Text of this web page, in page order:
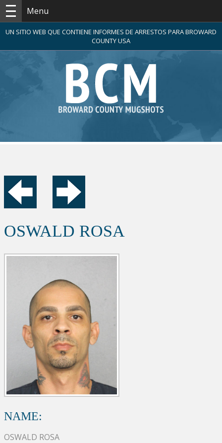
Menu
UN SITIO WEB QUE CONTIENE INFORMES DE ARRESTOS PARA BROWARD
COUNTY USA
OSWALD ROSA
NAME:
OSWALD ROSA